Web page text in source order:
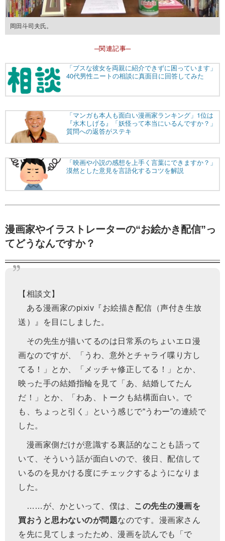
岡田斗司夫氏。
─関連記事─
漫画家やイラストレーターの“お絵かき配信”っ
てどうなんですか？
【相談文】
ある漫画家のpixiv『お絵描き配信（声付き生放
送）』を目にしました。
その先生が描いてるのは日常系のちょいエロ漫
画なのですが、「うわ、意外とチャライ喋り方し
てる！」とか、「メッチャ修正してる！」とか、
映った手の結婚指輪を見て「あ、結婚してたん
だ！」とか、「わあ、トークも結構面白い。で
も、ちょっと引く」という感じで“うわー”の連続で
した。
漫画家側だけが意識する裏話的なことも語って
いて、そういう話が面白いので、後日、配信して
いるのを見かける度にチェックするようになりま
した。
……が、かといって、僕は、
この先生の漫画を
買おうと思わないのが問題なのです。漫画家さん
を先に見てしまったため、漫画を読んでも「で